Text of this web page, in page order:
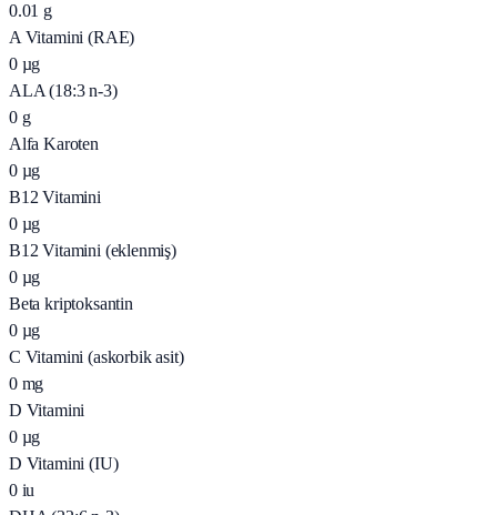
0.01 g
A Vitamini (RAE)
0 µg
ALA (18:3 n-3)
0 g
Alfa Karoten
0 µg
B12 Vitamini
0 µg
B12 Vitamini (eklenmiş)
0 µg
Beta kriptoksantin
0 µg
C Vitamini (askorbik asit)
0 mg
D Vitamini
0 µg
D Vitamini (IU)
0 iu